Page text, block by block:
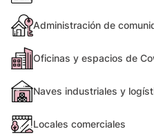
Administración de
Oficinas y espacios de
Naves industriales y
Locales comerciales